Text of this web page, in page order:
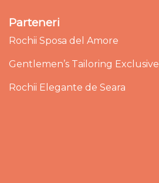
Parteneri
Rochii Sposa del Amore
Gentlemen’s Tailoring Exclusive
Rochii Elegante de Seara